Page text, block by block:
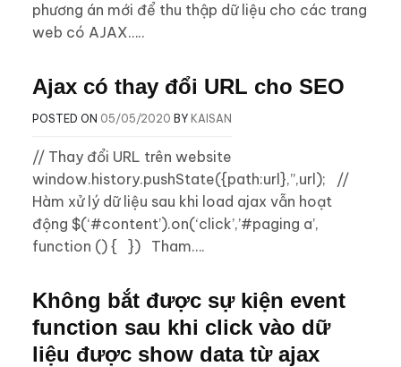
phương án mới để thu thập dữ liệu cho các trang
web có AJAX…..
Ajax có thay đổi URL cho SEO
POSTED ON 05/05/2020 BY KAISAN
// Thay đổi URL trên website
window.history.pushState({path:url},”,url); //
Hàm xử lý dữ liệu sau khi load ajax vẫn hoạt
động $(‘#content’).on(‘click’,’#paging a’,
function () { }) Tham….
Không bắt được sự kiện event
function sau khi click vào dữ
liệu được show data từ ajax